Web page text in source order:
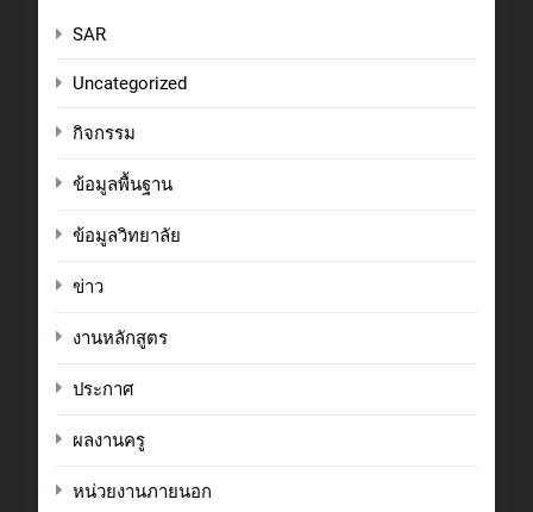
SAR
Uncategorized
กิจกรรม
ข้อมูลพื้นฐาน
ข้อมูลวิทยาลัย
ข่าว
งานหลักสูตร
ประกาศ
ผลงานครู
หน่วยงานภายนอก